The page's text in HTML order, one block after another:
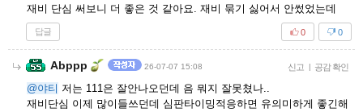
재비 단심 써보니 더 좋은 것 같아요. 재비 묶기 싫어서 안썼었는데
답글 0
0
Abppp 26-07-07 15:08 신고 | 공감 확인
@야티 저는 111은 잘안나오던데 음 뭐지 잘못쳤나..
재비단심 이제 많이들쓰던데 심판타이밍적응하면 유의미하게 좋긴해